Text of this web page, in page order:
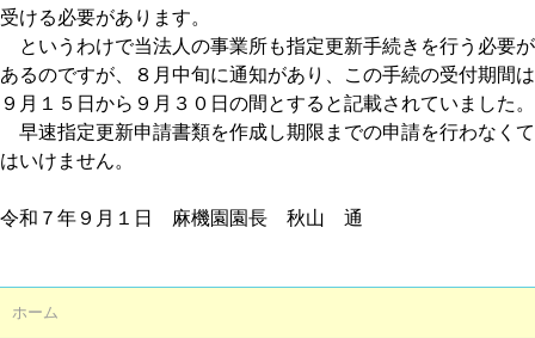
受ける必要があります。
というわけで当法人の事業所も指定更新手続きを行う必要が
あるのですが、８月中旬に通知があり、この手続の受付期間は
９月１５日から９月３０日の間とすると記載されていました。
早速指定更新申請書類を作成し期限までの申請を行わなくて
はいけません。
令和７年９月１日 麻機園園長 秋山 通
ホーム